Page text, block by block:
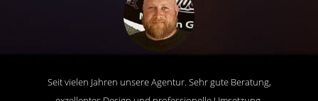
Seit vielen Jahren unsere Agentur. Sehr gute Beratung,